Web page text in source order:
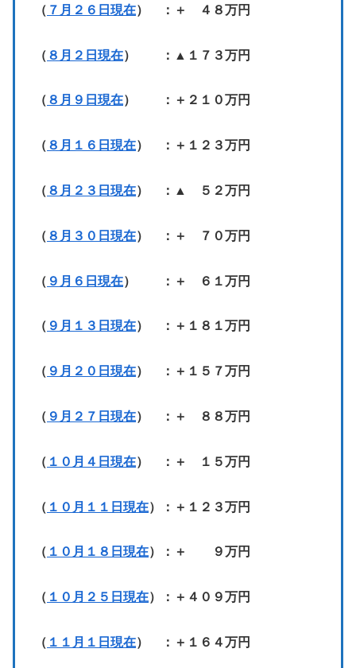
（ ７月２６日現在） ：＋ ４８万円
（ ８月２日現在） ：▲１７３万円
（ ８月９日現在） ：＋２１０万円
（ ８月１６日現在） ：＋１２３万円
（ ８月２３日現在） ：▲ ５２万円
（ ８月３０日現在） ：＋ ７０万円
（ ９月６日現在） ：＋ ６１万円
（ ９月１３日現在） ：＋１８１万円
（ ９月２０日現在） ：＋１５７万円
（ ９月２７日現在） ：＋ ８８万円
（ １０月４日現在） ：＋ １５万円
（ １０月１１日現在）：＋１２３万円
（ １０月１８日現在）：＋ ９万円
（ １０月２５日現在）：＋４０９万円
（ １１月１日現在） ：＋１６４万円